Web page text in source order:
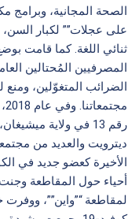
الصحة المجانية، وبرامج
على عجلات”” لكبار السن،
ثنائي اللغة. كما قامت
المصرفيين المُحتالين
الضرائب المتغوّلين،
رقم 13 في ولاية
ديترويت والعديد من
الأخيرة كعضو جديد في
أحياء حول المقاطعة
لمقاطعة “”واين””،